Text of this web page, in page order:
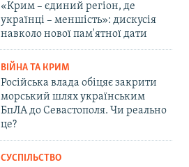
«Крим – єдиний регіон, де
українці – меншість»: дискусія
навколо нової пам'ятної дати
ВІЙНА ТА КРИМ
Російська влада обіцяє закрити
морський шлях українським
БпЛА до Севастополя. Чи реально
це?
СУСПІЛЬСТВО